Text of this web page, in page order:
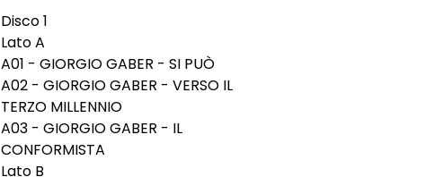
Disco 1
Lato A
A01 - GIORGIO GABER - SI PUÒ
A02 - GIORGIO GABER - VERSO IL
TERZO MILLENNIO
A03 - GIORGIO GABER - IL
CONFORMISTA
Lato B